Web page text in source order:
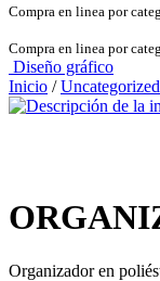
Compra en linea por
Compra en linea por
Diseño gráfico
Inicio /Uncategorized
Organizador en